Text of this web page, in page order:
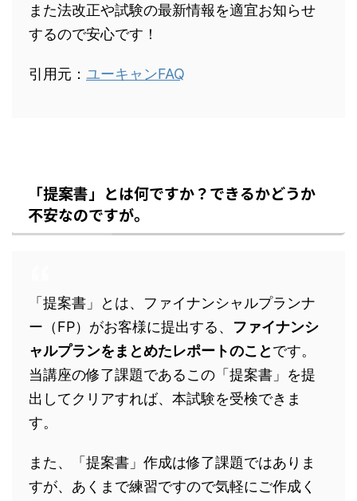
また法改正や試験の最新情報を適宜お知らせ
するので安心です！
引用元： ユーキャンFAQ
「提案書」とは何ですか？できるかどうか
不安なのですが。
「提案書」とは、ファイナンシャルプランナ
ー（FP）がお客様に提出する、 ファイナンシ
ャルプランをまとめたレポートのことです。
当講座の修了課題であるこの「提案書」を提
出してクリアすれば、本試験を受検できま
す。
また、「提案書」作成は修了課題ではありま
すが、あくまで練習ですので気軽にご作成く